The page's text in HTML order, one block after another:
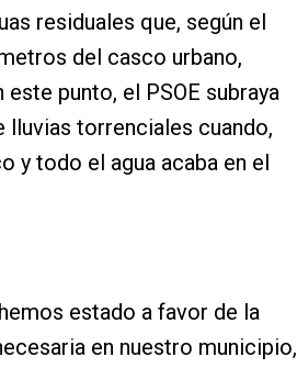
residuales que, según el
del casco urbano,
punto, el PSOE subraya
lluvias torrenciales cuando,
y todo el agua acaba en el
estado a favor de la
en nuestro municipio,